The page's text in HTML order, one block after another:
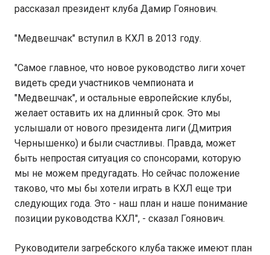
рассказал президент клуба Дамир Гоянович.
"Медвешчак" вступил в КХЛ в 2013 году.
"Самое главное, что новое руководство лиги хочет
видеть среди участников чемпионата и
"Медвешчак", и остальные европейские клубы,
желает оставить их на длинный срок. Это мы
услышали от нового президента лиги (Дмитрия
Чернышенко) и были счастливы. Правда, может
быть непростая ситуация со спонсорами, которую
мы не можем предугадать. Но сейчас положение
таково, что мы бы хотели играть в КХЛ еще три
следующих года. Это - наш план и наше понимание
позиции руководства КХЛ", - сказал Гоянович.
Руководители загребского клуба также имеют план